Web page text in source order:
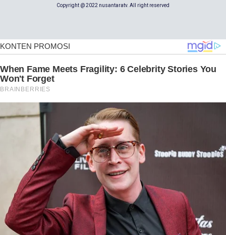
Copyright @ 2022 nusantaratv. All right reserved